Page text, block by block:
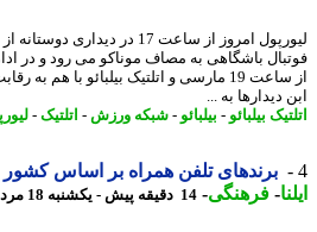
لیورپول امروز از ساعت 17 در دیداری دوستانه از
باشگاهی به مصاف موناکو می رود و در ادامه
از ساعت 19 مارسی و اتلتیک بیلبائو با هم به
دیدارها به ...
بیلبائو-بیلبائو-شبکه ورزش -اتلتیک-لیورپول
برندهای تلفن همراه بر اساس کشور
-فرهنگی-14 دقیقه پیش - یکشنبه 18 مرداد 1405، 11:30